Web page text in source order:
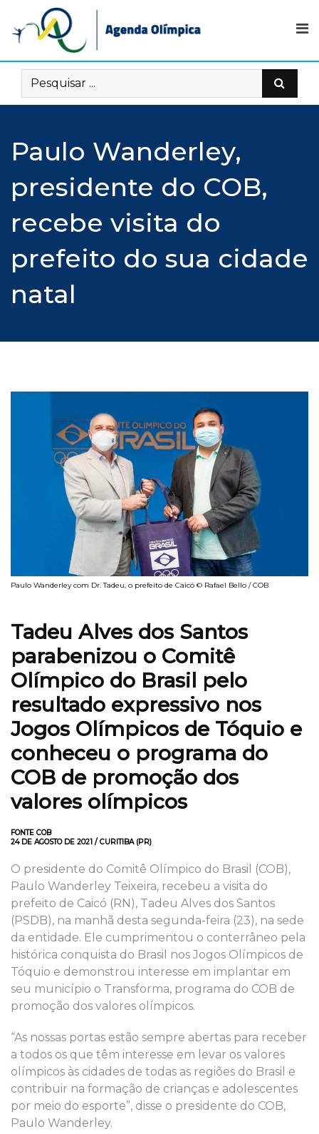
content
Paulo Wanderley,
presidente do COB,
recebe visita do
prefeito do sua cidade
natal
Paulo Wanderley com Dr. Tadeu, o prefeito de Caicó © Rafael Bello / COB
Tadeu Alves dos Santos
parabenizou o Comitê
Olímpico do Brasil pelo
resultado expressivo nos
Jogos Olímpicos de Tóquio e
conheceu o programa do
COB de promoção dos
valores olímpicos
FONTE COB
24 DE AGOSTO DE 2021 / CURITIBA (PR)
O presidente do Comitê Olímpico do Brasil (COB),
Paulo Wanderley Teixeira, recebeu a visita do
prefeito de Caicó (RN), Tadeu Alves dos Santos
(PSDB), na manhã desta segunda-feira (23), na sede
da entidade. Ele cumprimentou o conterrâneo pela
histórica conquista do Brasil nos Jogos Olímpicos de
Tóquio e demonstrou interesse em implantar em
seu município o Transforma, programa do COB de
promoção dos valores olímpicos.
“As nossas portas estão sempre abertas para receber
a todos os que têm interesse em levar os valores
olímpicos às cidades de todas as regiões do Brasil e
contribuir na formação de crianças e adolescentes
por meio do esporte”, disse o presidente do COB,
Paulo Wanderley.